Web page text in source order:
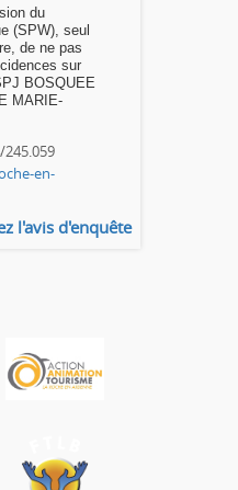
du
(SPW), seul
de ne pas
sur
BOSQUEE
MARIE-
245.059
en-
l'avis d'enquête